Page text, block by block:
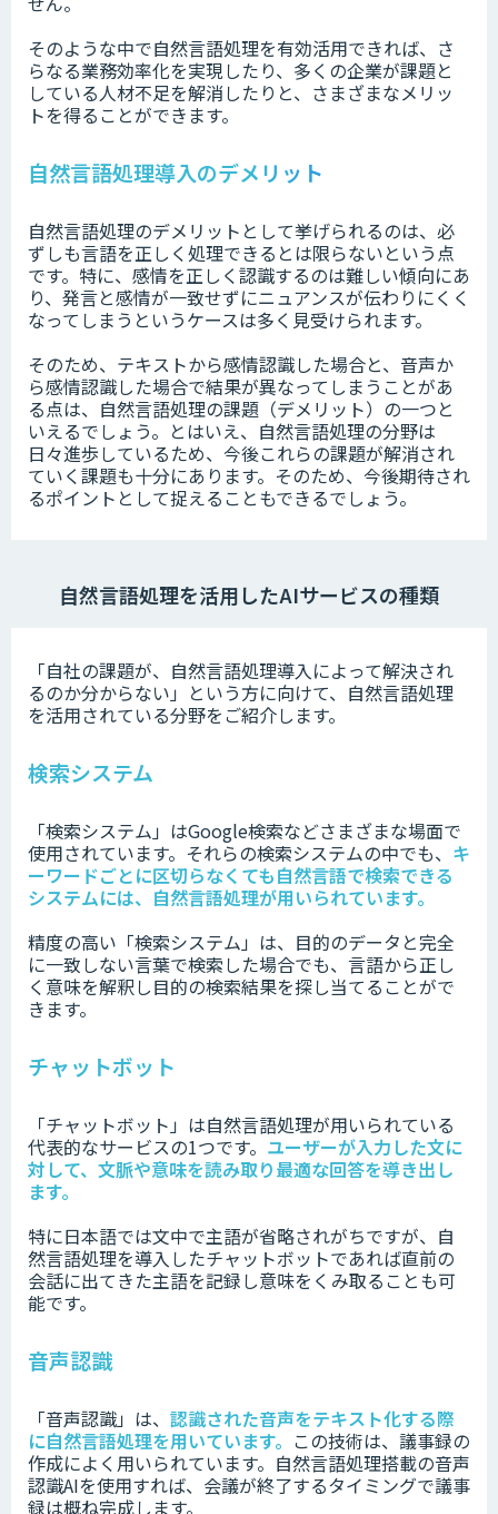
そのような中で自然言語処理を有効活用できれば、さ
らなる業務効率化を実現したり、多くの企業が課題と
している人材不足を解消したりと、さまざまなメリッ
トを得ることができます。
自然言語処理導入のデメリット
自然言語処理のデメリットとして挙げられるのは、必
ずしも言語を正しく処理できるとは限らないという点
です。特に、感情を正しく認識するのは難しい傾向にあ
り、発言と感情が一致せずにニュアンスが伝わりにくく
なってしまうというケースは多く見受けられます。
そのため、テキストから感情認識した場合と、音声か
ら感情認識した場合で結果が異なってしまうことがあ
る点は、自然言語処理の課題（デメリット）の一つと
いえるでしょう。とはいえ、自然言語処理の分野は
日々進歩しているため、今後これらの課題が解消され
ていく課題も十分にあります。そのため、今後期待され
るポイントとして捉えることもできるでしょう。
自然言語処理を活用したAIサービスの種類
「自社の課題が、自然言語処理導入によって解決され
るのか分からない」という方に向けて、自然言語処理
を活用されている分野をご紹介します。
検索システム
「検索システム」はGoogle検索などさまざまな場面で
使用されています。それらの検索システムの中でも、 キ
ーワードごとに区切らなくても自然言語で検索できる
システムには、自然言語処理が用いられています。
精度の高い「検索システム」は、目的のデータと完全
に一致しない言葉で検索した場合でも、言語から正し
く意味を解釈し目的の検索結果を探し当てることがで
きます。
チャットボット
「チャットボット」は自然言語処理が用いられている
代表的なサービスの1つです。 ユーザーが入力した文に
対して、文脈や意味を読み取り最適な回答を導き出し
ます。
特に日本語では文中で主語が省略されがちですが、自
然言語処理を導入したチャットボットであれば直前の
会話に出てきた主語を記録し意味をくみ取ることも可
能です。
音声認識
「音声認識」は、 認識された音声をテキスト化する際
に自然言語処理を用いています。 この技術は、議事録の
作成によく用いられています。自然言語処理搭載の音声
認識AIを使用すれば、会議が終了するタイミングで議事
録は概ね完成します。